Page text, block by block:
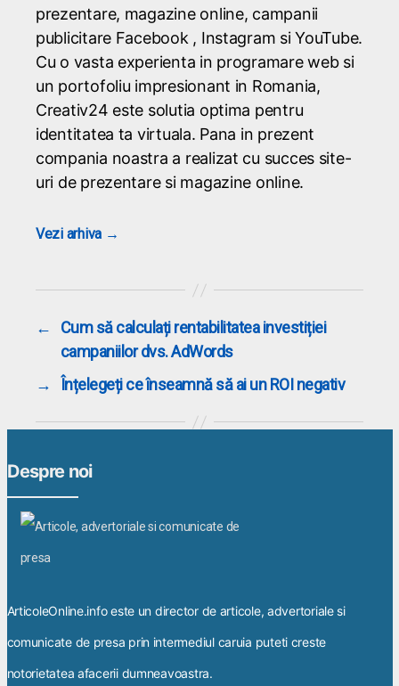
prezentare, magazine online, campanii
publicitare Facebook , Instagram si YouTube.
Cu o vasta experienta in programare web si
un portofoliu impresionant in Romania,
Creativ24 este solutia optima pentru
identitatea ta virtuala. Pana in prezent
compania noastra a realizat cu succes site-
uri de prezentare si magazine online.
Vezi arhiva →
←
Cum să calculați rentabilitatea investiției
campaniilor dvs. AdWords
→
Înțelegeți ce înseamnă să ai un ROI negativ
Despre noi
ArticoleOnline.info este un director de articole, advertoriale si
comunicate de presa prin intermediul caruia puteti creste
notorietatea afacerii dumneavoastra.